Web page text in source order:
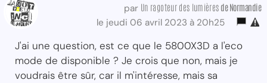
par Un ragoteur des lumières de Normandie
le jeudi 06 avril 2023 à 20h25
J'ai une question, est ce que le 5800X3D a l'eco
mode de disponible ? Je crois que non, mais je
voudrais être sûr, car il m'intéresse, mais sa